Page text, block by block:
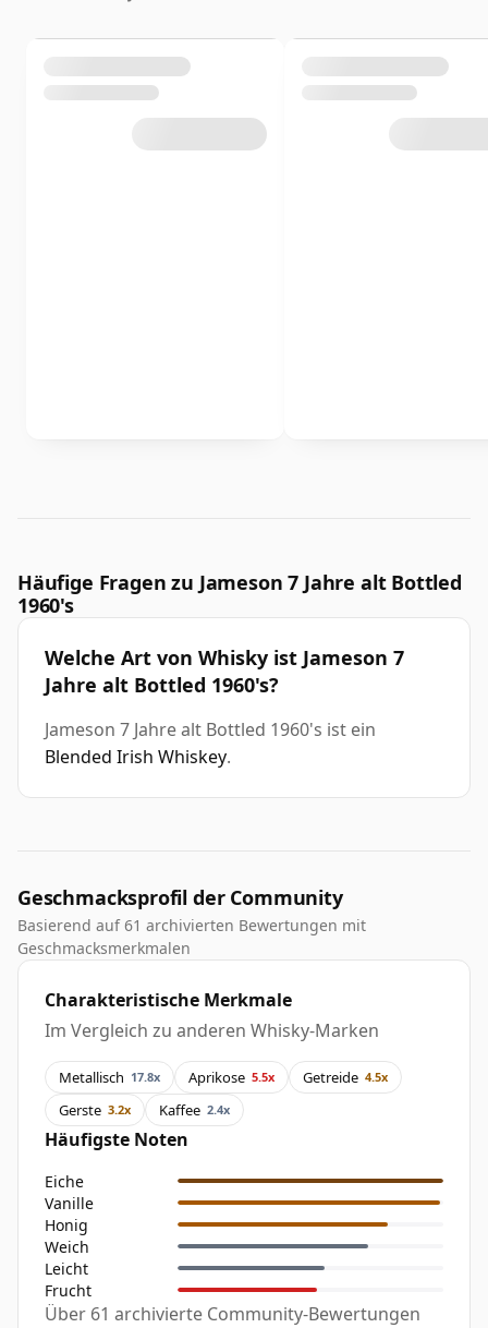
Häufige Fragen zu Jameson 7 Jahre alt Bottled
1960's
Welche Art von Whisky ist Jameson 7
Jahre alt Bottled 1960's?
Jameson 7 Jahre alt Bottled 1960's ist ein
Blended Irish Whiskey.
Geschmacksprofil der Community
Basierend auf 61 archivierten Bewertungen mit
Geschmacksmerkmalen
Charakteristische Merkmale
Im Vergleich zu anderen Whisky-Marken
Metallisch 17.8x Aprikose 5.5x Getreide 4.5x
Gerste 3.2x Kaffee 2.4x
Häufigste Noten
Eiche
Vanille
Honig
Weich
Leicht
Frucht
Über 61 archivierte Community-Bewertungen